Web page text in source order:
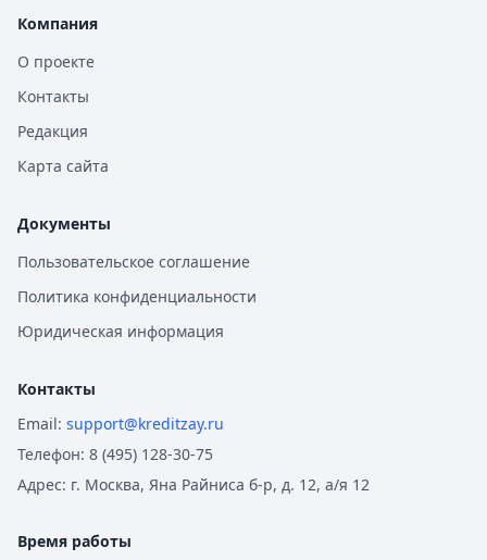
Компания
О проекте
Контакты
Редакция
Карта сайта
Документы
Пользовательское соглашение
Политика конфиденциальности
Юридическая информация
Контакты
Email: support@kreditzay.ru
Телефон: 8 (495) 128-30-75
Адрес: г. Москва, Яна Райниса б-р, д. 12, а/я 12
Время работы